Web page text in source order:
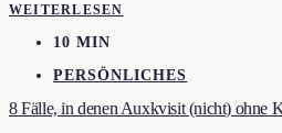
WEITERLESEN
10 MIN
PERSÖNLICHES
8 Fälle, in denen Auxkvisit (nicht) ohne